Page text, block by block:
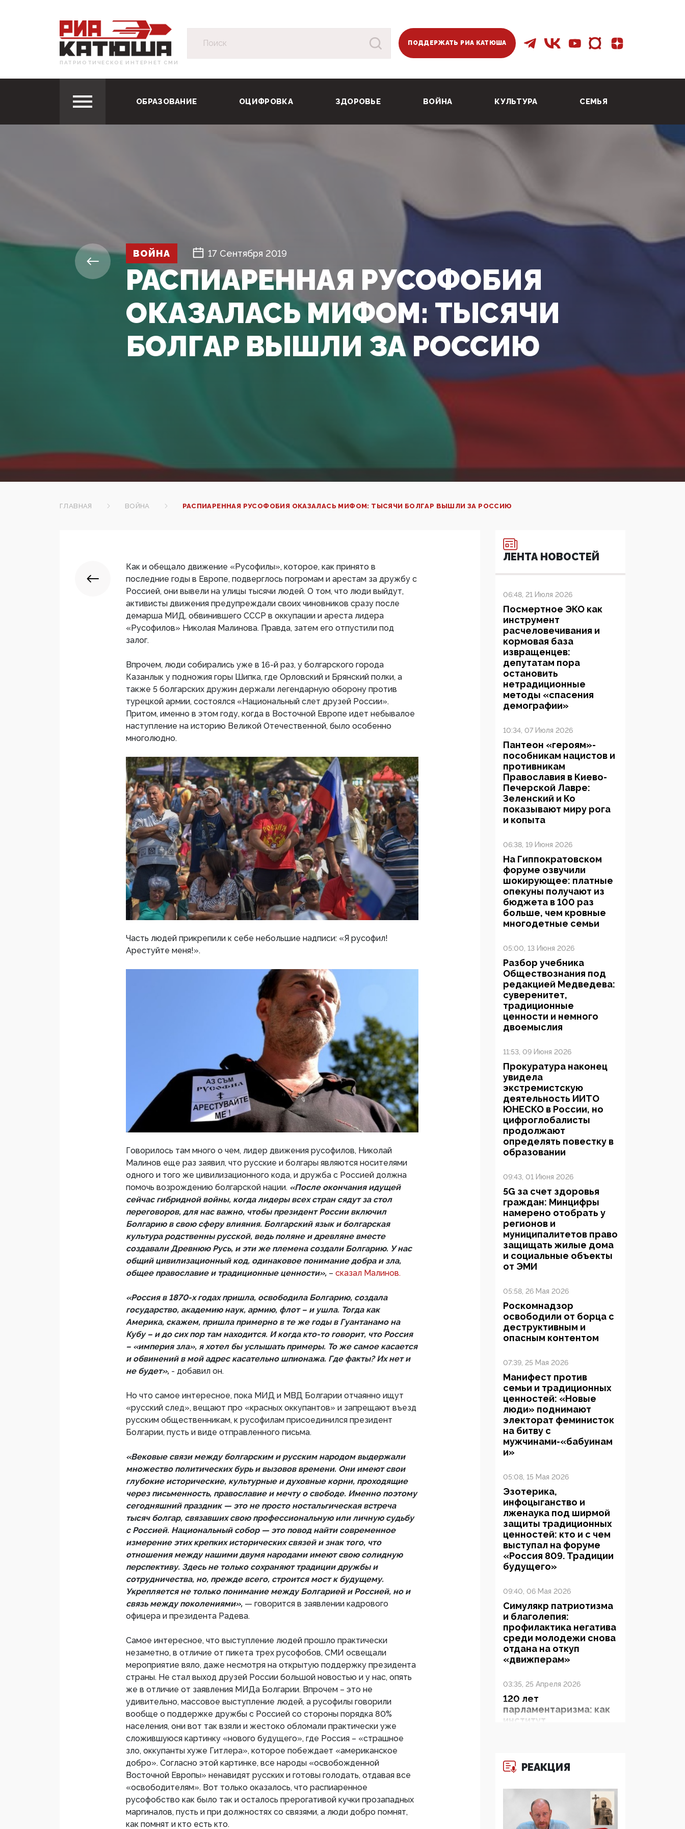
ПАТРИОТИЧЕСКОЕ ИНТЕРНЕТ СМИ
ПОДДЕРЖАТЬ РИА КАТЮША
ОБРАЗОВАНИЕ ОЦИФРОВКА ЗДОРОВЬЕ ВОЙНА КУЛЬТУРА СЕМЬЯ
ВОЙНА 17 Сентября 2019
РАСПИАРЕННАЯ РУСОФОБИЯ
ОКАЗАЛАСЬ МИФОМ: ТЫСЯЧИ
БОЛГАР ВЫШЛИ ЗА РОССИЮ
ГЛАВНАЯ ВОЙНА РАСПИАРЕННАЯ РУСОФОБИЯ ОКАЗАЛАСЬ МИФОМ: ТЫСЯЧИ БОЛГАР ВЫШЛИ ЗА РОССИЮ
Как и обещало движение «Русофилы», которое, как принято в
последние годы в Европе, подверглось погромам и арестам за дружбу с
Россией, они вывели на улицы тысячи людей. О том, что люди выйдут,
активисты движения предупреждали своих чиновников сразу после
демарша МИД, обвинившего СССР в оккупации и ареста лидера
«Русофилов» Николая Малинова. Правда, затем его отпустили под
залог.
Впрочем, люди собирались уже в 16-й раз, у болгарского города
Казанлык у подножия горы Шипка, где Орловский и Брянский полки, а
также 5 болгарских дружин держали легендарную оборону против
турецкой армии, состоялся «Национальный слет друзей России».
Притом, именно в этом году, когда в Восточной Европе идет небывалое
наступление на историю Великой Отечественной, было особенно
многолюдно.
Часть людей прикрепили к себе небольшие надписи: «Я русофил!
Арестуйте меня!».
Говорилось там много о чем, лидер движения русофилов, Николай
Малинов еще раз заявил, что русские и болгары являются носителями
одного и того же цивилизационного кода, и дружба с Россией должна
помочь возрождению болгарской нации. «После окончания идущей
сейчас гибридной войны, когда лидеры всех стран сядут за стол
переговоров, для нас важно, чтобы президент России включил
Болгарию в свою сферу влияния. Болгарский язык и болгарская
культура родственны русской, ведь поляне и древляне вместе
создавали Древнюю Русь, и эти же племена создали Болгарию. У нас
общий цивилизационный код, одинаковое понимание добра и зла,
общее православие и традиционные ценности», – сказал Малинов.
«Россия в 1870-х годах пришла, освободила Болгарию, создала
государство, академию наук, армию, флот – и ушла. Тогда как
Америка, скажем, пришла примерно в те же годы в Гуантанамо на
Кубу – и до сих пор там находится. И когда кто-то говорит, что Россия
– «империя зла», я хотел бы услышать примеры. То же самое касается
и обвинений в мой адрес касательно шпионажа. Где факты? Их нет и
не будет», - добавил он.
Но что самое интересное, пока МИД и МВД Болгарии отчаянно ищут
«русский след», вещают про «красных оккупантов» и запрещают въезд
русским общественникам, к русофилам присоединился президент
Болгарии, пусть и виде отправленного письма.
«Вековые связи между болгарским и русским народом выдержали
множество политических бурь и вызовов времени. Они имеют свои
глубокие исторические, культурные и духовные корни, проходящие
через письменность, православие и мечту о свободе. Именно поэтому
сегодняшний праздник — это не просто ностальгическая встреча
тысяч болгар, связавших свою профессиональную или личную судьбу
с Россией. Национальный собор — это повод найти современное
измерение этих крепких исторических связей и знак того, что
отношения между нашими двумя народами имеют свою солидную
перспективу. Здесь не только сохраняют традиции дружбы и
сотрудничества, но, прежде всего, строится мост к будущему.
Укрепляется не только понимание между Болгарией и Россией, но и
связь между поколениями», — говорится в заявлении кадрового
офицера и президента Радева.
Самое интересное, что выступление людей прошло практически
незаметно, в отличие от пикета трех русофобов, СМИ освещали
мероприятие вяло, даже несмотря на открытую поддержку президента
страны. Не стал выход друзей России большой новостью и у нас, опять
же в отличие от заявления МИДа Болгарии. Впрочем – это не
удивительно, массовое выступление людей, а русофилы говорили
вообще о поддержке дружбы с Россией со стороны порядка 80%
населения, они вот так взяли и жестоко обломали практически уже
сложившуюся картинку «нового будущего», где Россия – «страшное
зло, оккупанты хуже Гитлера», которое побеждает «американское
добро». Согласно этой картинке, все народы «освобожденной
Восточной Европы» ненавидят русских и готовы голодать, отдавая все
«освободителям». Вот только оказалось, что распиаренное
русофобство как было так и осталось прерогативой кучки прозападных
маргиналов, пусть и при должностях со связями, а люди добро помнят,
как помнят и кто есть кто.
ЛЕНТА НОВОСТЕЙ
06:48, 21 Июля 2026
Посмертное ЭКО как
инструмент
расчеловечивания и
кормовая база
извращенцев:
депутатам пора
остановить
нетрадиционные
методы «спасения
демографии»
10:34, 07 Июля 2026
Пантеон «героям»-
пособникам нацистов и
противникам
Православия в Киево-
Печерской Лавре:
Зеленский и Ко
показывают миру рога
и копыта
06:38, 19 Июня 2026
На Гиппократовском
форуме озвучили
шокирующее: платные
опекуны получают из
бюджета в 100 раз
больше, чем кровные
многодетные семьи
05:00, 13 Июня 2026
Разбор учебника
Обществознания под
редакцией Медведева:
суверенитет,
традиционные
ценности и немного
двоемыслия
11:53, 09 Июня 2026
Прокуратура наконец
увидела
экстремистскую
деятельность ИИТО
ЮНЕСКО в России, но
цифроглобалисты
продолжают
определять повестку в
образовании
09:43, 01 Июня 2026
5G за счет здоровья
граждан: Минцифры
намерено отобрать у
регионов и
муниципалитетов право
защищать жилые дома
и социальные объекты
от ЭМИ
05:58, 26 Мая 2026
Роскомнадзор
освободили от борца с
деструктивным и
опасным контентом
07:39, 25 Мая 2026
Манифест против
семьи и традиционных
ценностей: «Новые
люди» поднимают
электорат феминисток
на битву с
мужчинами-«бабуинам
и»
05:08, 15 Мая 2026
Эзотерика,
инфоцыганство и
лженаука под ширмой
защиты традиционных
ценностей: кто и с чем
выступал на форуме
«Россия 809. Традиции
будущего»
09:40, 06 Мая 2026
Симулякр патриотизма
и благолепия:
профилактика негатива
среди молодежи снова
отдана на откуп
«движперам»
03:35, 25 Апреля 2026
120 лет
парламентаризма: как
институт
Правительства и АП
06:29, 15 Апреля 2026
Социальный фонд
России – пионер
жесткого внедрения
РЕАКЦИЯ